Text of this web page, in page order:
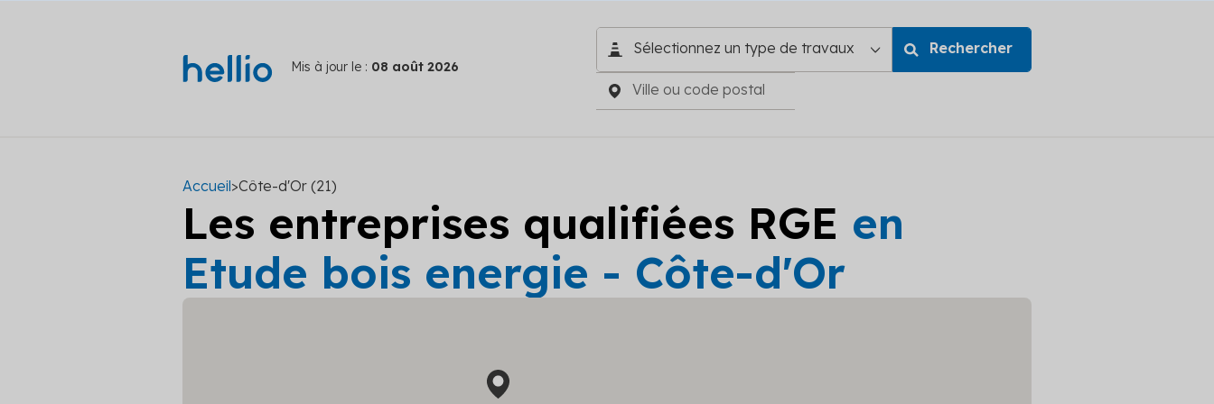
Mis à jour le : 08 août 2026
Accueil>Côte-d'Or (21)
Les entreprises qualifiées RGE en
Etude bois energie - Côte-d'Or